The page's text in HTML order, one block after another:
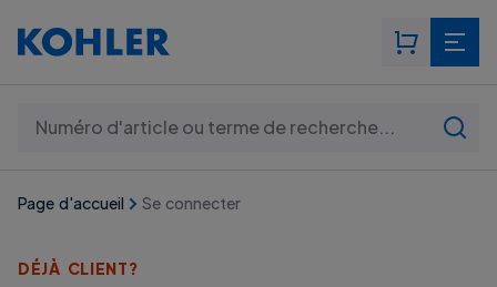
Rechercher: Numéro d'article ou terme de recherche...
Page d'accueil Se connecter
DÉJÀ CLIENT?